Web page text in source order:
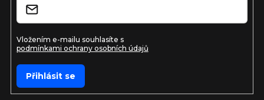
Vložením e-mailu souhlasíte s
podmínkami ochrany osobních údajů
Přihlásit se